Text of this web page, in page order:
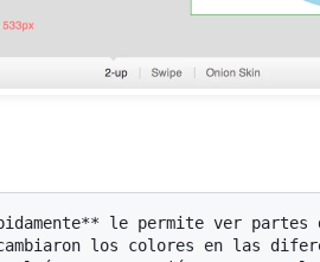
los colores en las